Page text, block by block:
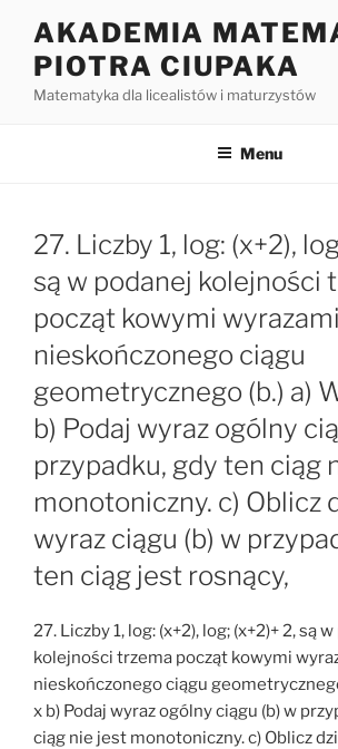
treści
AKADEMIA
PIOTRA CIUPAKA
Matematyka dla licealistów i maturzystów
Menu
27. Liczby 1, log: (x+2),
są w podanej kolejności
począt kowymi wyrazami
nieskończonego ciągu
geometrycznego (b.) a)
b) Podaj wyraz ogólny
przypadku, gdy ten ciąg
monotoniczny. c) Oblicz
wyraz ciągu (b) w
ten ciąg jest rosnący,
27. Liczby 1, log: (x+2), log; (x+2)+ 2, są
kolejności trzema począt kowymi
nieskończonego ciągu
x b) Podaj wyraz ogólny ciągu (b) w
ciąg nie jest monotoniczny. c) Oblicz